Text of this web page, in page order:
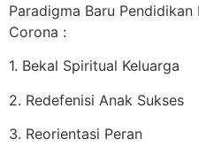
Paradigma Baru Pendidikan
Corona :
1. Bekal Spiritual Keluarga
2. Redefenisi Anak Sukses
3. Reorientasi Peran